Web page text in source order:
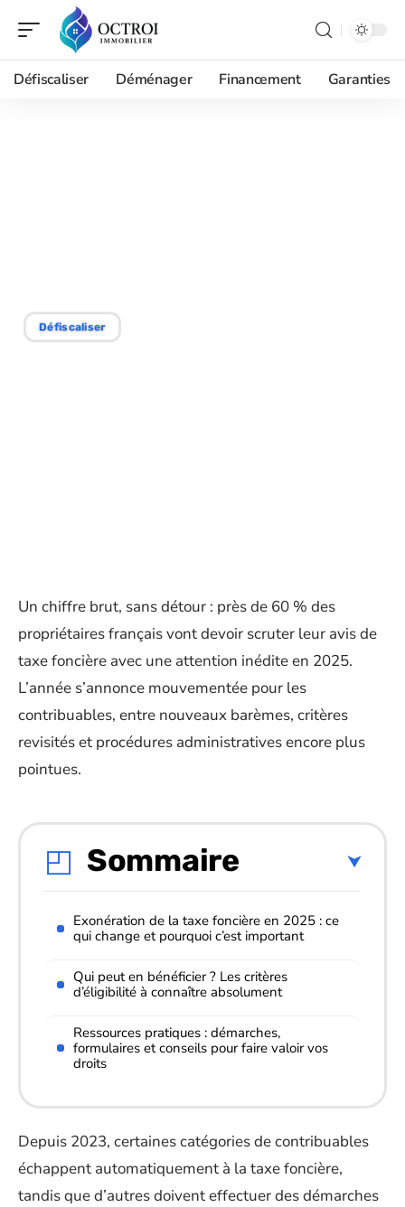
Défiscaliser Déménager Financement Garanties
Défiscaliser
Un chiffre brut, sans détour : près de 60 % des
propriétaires français vont devoir scruter leur avis de
taxe foncière avec une attention inédite en 2025.
L’année s’annonce mouvementée pour les
contribuables, entre nouveaux barèmes, critères
revisités et procédures administratives encore plus
pointues.
Sommaire
Exonération de la taxe foncière en 2025 : ce
qui change et pourquoi c’est important
Qui peut en bénéficier ? Les critères
d’éligibilité à connaître absolument
Ressources pratiques : démarches,
formulaires et conseils pour faire valoir vos
droits
Depuis 2023, certaines catégories de contribuables
échappent automatiquement à la taxe foncière,
tandis que d’autres doivent effectuer des démarches